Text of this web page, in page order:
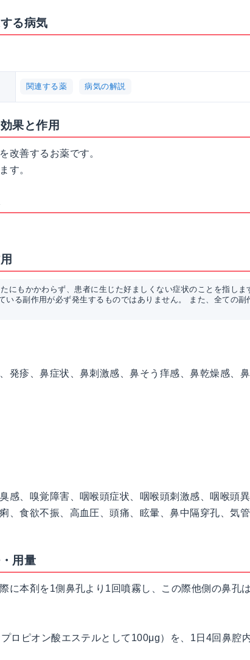
る病気
関連する薬 病気の解説
果と作用
改善するお薬です。
す。
にもかかわらず、患者に生じた好ましくない症状のことを指しま
いる副作用が必ず発生するものではありません。 また、全ての副
発疹、鼻症状、鼻刺激感、鼻そう痒感、鼻乾燥感、
感、嗅覚障害、咽喉頭症状、咽喉頭刺激感、咽喉頭
、食欲不振、高血圧、頭痛、眩暈、鼻中隔穿孔、気管
用量
に本剤を1側鼻孔より1回噴霧し、この際他側の鼻孔
ロピオン酸エステルとして100μg）を、1日4回鼻腔